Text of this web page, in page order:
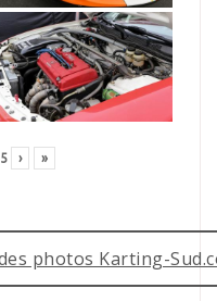
5 › »
photos Karting-